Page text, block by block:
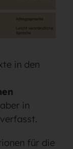
in den
in
verfasst.
für die